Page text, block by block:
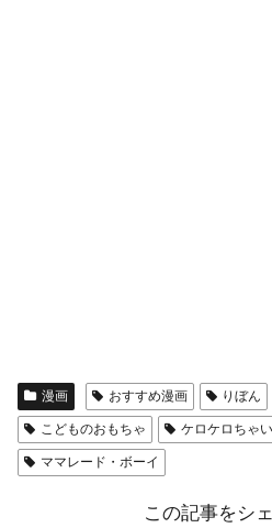
漫画 おすすめ漫画 りぼん
こどものおもちゃ ケロケロちゃ
ママレード・ボーイ
この記事をシ